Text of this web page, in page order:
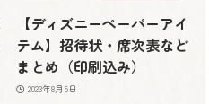
【ディズニーペーパーアイ
テム】招待状・席次表など
まとめ（印刷込み）
2023年8月5日